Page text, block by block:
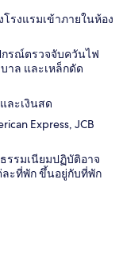
รงแรมเข้าภายในห้อง
กรณ์ตรวจจับควันไฟ
าล และเหล็กดัด
ละเงินสด
Express, JCB
รรมเนียมปฏิบัติอาจ
ะที่พัก ขึ้นอยู่กับที่พัก